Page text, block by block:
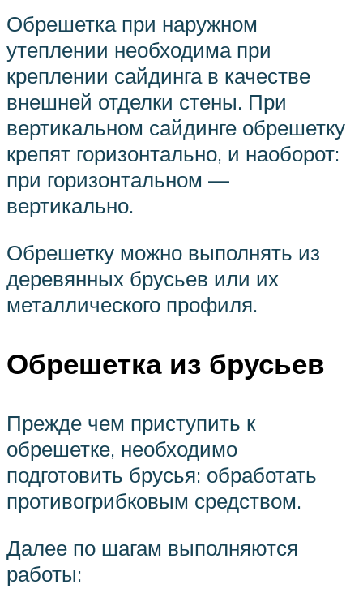
Обрешетка при наружном
утеплении необходима при
креплении сайдинга в качестве
внешней отделки стены. При
вертикальном сайдинге обрешетку
крепят горизонтально, и наоборот:
при горизонтальном —
вертикально.
Обрешетку можно выполнять из
деревянных брусьев или их
металлического профиля.
Обрешетка из брусьев
Прежде чем приступить к
обрешетке, необходимо
подготовить брусья: обработать
противогрибковым средством.
Далее по шагам выполняются
работы: